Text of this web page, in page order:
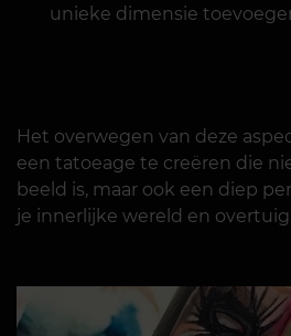
unieke dimensie
Het overwegen van deze
een tatoeage te creëren die
beeld is, maar ook een diep
je innerlijke wereld en